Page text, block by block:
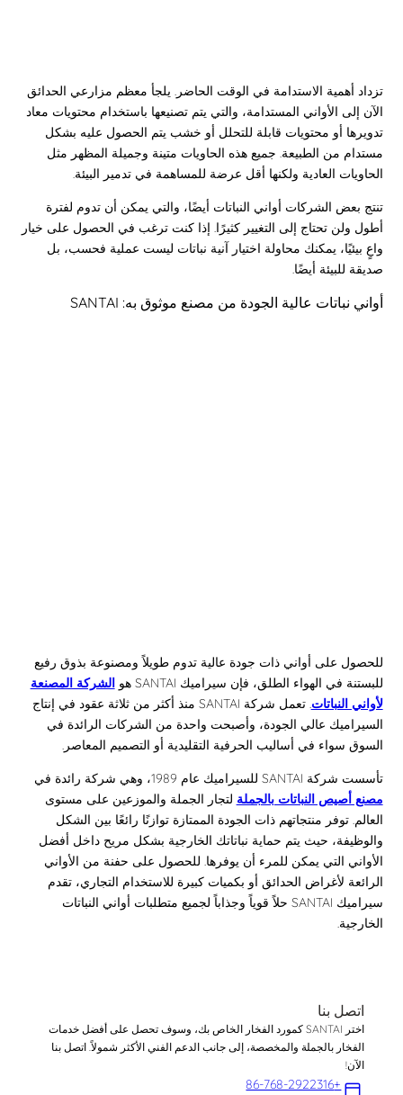
تزداد أهمية الاستدامة في الوقت الحاضر. يلجأ معظم مزارعي الحدائق
الآن إلى الأواني المستدامة، والتي يتم تصنيعها باستخدام محتويات معاد
تدويرها أو محتويات قابلة للتحلل أو خشب يتم الحصول عليه بشكل
مستدام من الطبيعة. جميع هذه الحاويات متينة وجميلة المظهر مثل
الحاويات العادية ولكنها أقل عرضة للمساهمة في تدمير البيئة.
تنتج بعض الشركات أواني النباتات أيضًا، والتي يمكن أن تدوم لفترة
أطول ولن تحتاج إلى التغيير كثيرًا. إذا كنت ترغب في الحصول على خيار
واعٍ بيئيًا، يمكنك محاولة اختيار آنية نباتات ليست عملية فحسب، بل
صديقة للبيئة أيضًا.
أواني نباتات عالية الجودة من مصنع موثوق به: SANTAI
للحصول على أواني ذات جودة عالية تدوم طويلاً ومصنوعة بذوق رفيع
للبستنة في الهواء الطلق، فإن سيراميك SANTAI هو
الشركة المصنعة
لأواني النباتات
. تعمل شركة SANTAI منذ أكثر من ثلاثة عقود في إنتاج
السيراميك عالي الجودة، وأصبحت واحدة من الشركات الرائدة في
السوق سواء في أساليب الحرفية التقليدية أو التصميم المعاصر.
تأسست شركة SANTAI للسيراميك عام 1989، وهي شركة رائدة في
مصنع أصيص النباتات بالجملة لتجار الجملة والموزعين على مستوى
العالم. توفر منتجاتهم ذات الجودة الممتازة توازنًا رائعًا بين الشكل
والوظيفة، حيث يتم حماية نباتاتك الخارجية بشكل مريح داخل أفضل
الأواني التي يمكن للمرء أن يوفرها. للحصول على حفنة من الأواني
الرائعة لأغراض الحدائق أو بكميات كبيرة للاستخدام التجاري، تقدم
سيراميك SANTAI حلاً قوياً وجذاباً لجميع متطلبات أواني النباتات
الخارجية.
اتصل بنا
اختر SANTAI كمورد الفخار الخاص بك، وسوف تحصل على أفضل خدمات
الفخار بالجملة والمخصصة، إلى جانب الدعم الفني الأكثر شمولاً. اتصل بنا
الآن!
+86-768-2922316